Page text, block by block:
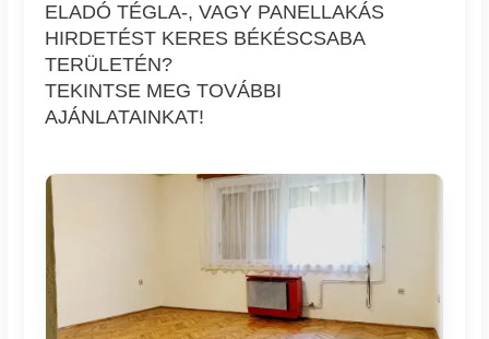
ELADÓ TÉGLA-, VAGY PANELLAKÁS
HIRDETÉST KERES BÉKÉSCSABA
TERÜLETÉN?
TEKINTSE MEG TOVÁBBI
AJÁNLATAINKAT!